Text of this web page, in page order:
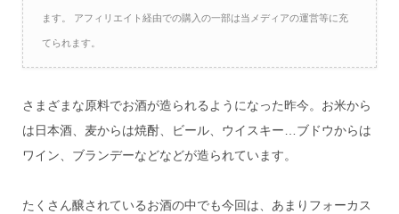
ます。 アフィリエイト経由での購入の一部は当メディアの運営等に充
てられます。
さまざまな原料でお酒が造られるようになった昨今。お米から
は日本酒、麦からは焼酎、ビール、ウイスキー…ブドウからは
ワイン、ブランデーなどなどが造られています。
たくさん醸されているお酒の中でも今回は、あまりフォーカス